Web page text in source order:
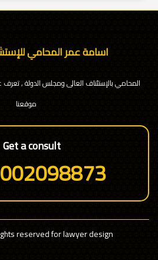
اسامة عمر المحامي
المحامي بالإستئناف العالى ومجلس الدولة ,
موقعنا
Get a consult
reserved for lawyer design